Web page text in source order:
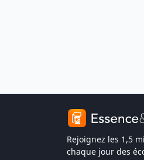
Rejoignez les 1,5
chaque jour des